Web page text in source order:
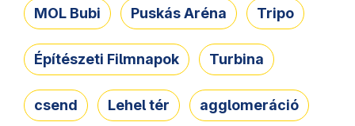
MOL Bubi Puskás Aréna Tripo
Építészeti Filmnapok Turbina
csend Lehel tér agglomeráció